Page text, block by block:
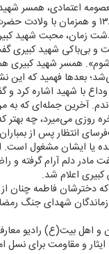
اعتمادی، همسر
ایشان از ازدواج ساده خود در
زمان، محبت شهید
و بی‌باكی شهید
همسر شهید كبیری
بعدها فهمید كه
با شهید اشاره كرد و
آخرین جمله‌ای كه
روزی می‌میرد، چه بهتر
انتظار پس از
شده یا ایشان مشغول
مادر دلم آرام گرفته
اعلام شد.
كه دخترشان فاطمه
شهدای جنگ
و اهل بیت(ع) رادیو
و مقاومت برای نسل